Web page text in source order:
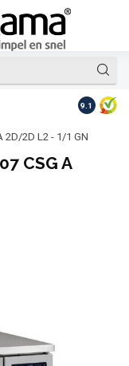
Op
9.1
2D/2D L2 - 1/1 GN
CSG A